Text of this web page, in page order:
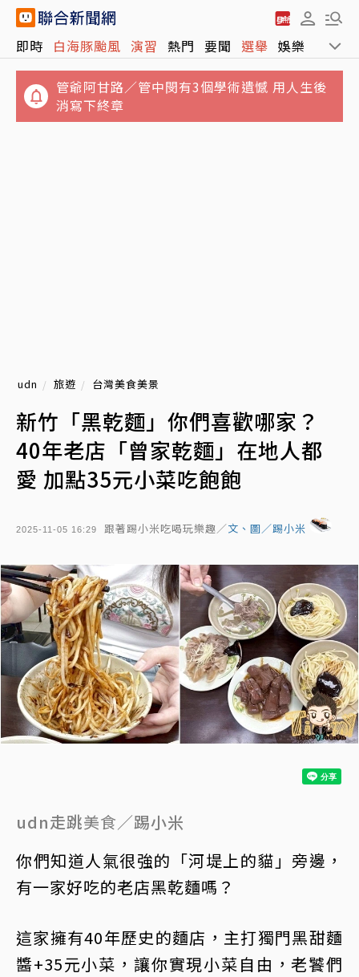
即時 白海豚颱風 演習 熱門 要聞 選舉 娛樂 運動
管爺阿甘路／管中閔有3個學術遺憾 用人生後
消寫下終章
udn 旅遊 台灣美食美景
新竹「黑乾麵」你們喜歡哪家？
40年老店「曾家乾麵」在地人都
愛 加點35元小菜吃飽飽
2025-11-05 16:29 跟著踢小米吃喝玩樂趣／文、圖／踢小米
udn走跳美食／踢小米
你們知道人氣很強的「河堤上的貓」旁邊，
有一家好吃的老店黑乾麵嗎？
這家擁有40年歷史的麵店，主打獨門黑甜麵
醬+35元小菜，讓你實現小菜自由，老饕們